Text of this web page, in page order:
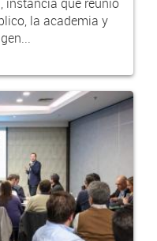
la academia y